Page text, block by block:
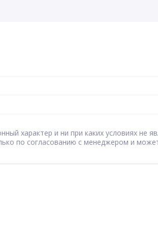
характер и ни при каких условиях не
по согласованию с менеджером и